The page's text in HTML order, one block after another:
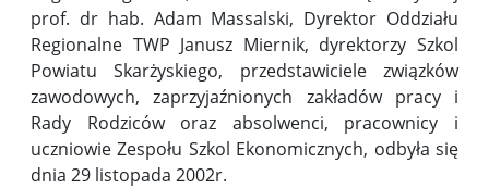
prof. dr hab. Adam Massalski, Dyrektor Oddziału
Regionalne TWP Janusz Miernik, dyrektorzy Szkol
Powiatu Skarżyskiego, przedstawiciele związków
zawodowych, zaprzyjaźnionych zakładów pracy i
Rady Rodziców oraz absolwenci, pracownicy i
uczniowie Zespołu Szkol Ekonomicznych, odbyła się
dnia 29 listopada 2002r.